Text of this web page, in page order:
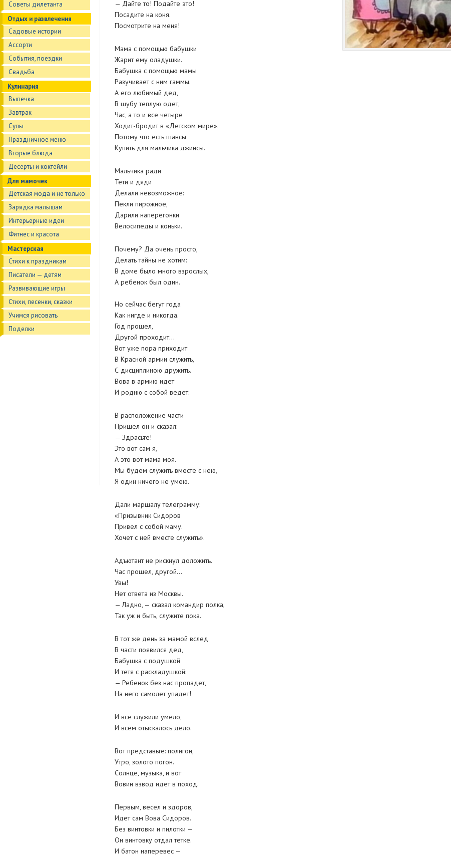
Советы дилетанта
Отдых и развлечения
Садовые истории
Ассорти
События, поездки
Свадьба
Кулинария
Выпечка
Завтрак
Супы
Праздничное меню
Вторые блюда
Десерты и коктейли
Для мамочек
Детская мода и не только
Зарядка малышам
Интерьерные идеи
Фитнес и красота
Мастерская
Стихи к праздникам
Писатели — детям
Развивающие игры
Стихи, песенки, сказки
Учимся рисовать
Поделки
— Дайте то! Подайте это!
Посадите на коня.
Посмотрите на меня!
Мама с помощью бабушки
Жарит ему оладушки.
Бабушка с помощью мамы
Разучивает с ним гаммы.
А его любимый дед,
В шубу теплую одет,
Час, а то и все четыре
Ходит-бродит в «Детском мире».
Потому что есть шансы
Купить для мальчика джинсы.
Мальчика ради
Тети и дяди
Делали невозможное:
Пекли пирожное,
Дарили наперегонки
Велосипеды и коньки.
Почему? Да очень просто,
Делать тайны не хотим:
В доме было много взрослых,
А ребенок был один.
Но сейчас бегут года
Как нигде и никогда.
Год прошел,
Другой проходит…
Вот уже пора приходит
В Красной армии служить,
С дисциплиною дружить.
Вова в армию идет
И родню с собой ведет.
В расположение части
Пришел он и сказал:
— Здрасьте!
Это вот сам я,
А это вот мама моя.
Мы будем служить вместе с нею,
Я один ничего не умею.
Дали маршалу телеграмму:
«Призывник Сидоров
Привел с собой маму.
Хочет с ней вместе служить».
Адъютант не рискнул доложить.
Час прошел, другой…
Увы!
Нет ответа из Москвы.
— Ладно, — сказал командир полка,
Так уж и быть, служите пока.
В тот же день за мамой вслед
В части появился дед,
Бабушка с подушкой
И тетя с раскладушкой:
— Ребенок без нас пропадет,
На него самолет упадет!
И все служили умело,
И всем отыскалось дело.
Вот представьте: полигон,
Утро, золото погон.
Солнце, музыка, и вот
Вовин взвод идет в поход.
Первым, весел и здоров,
Идет сам Вова Сидоров.
Без винтовки и пилотки —
Он винтовку отдал тетке.
И батон наперевес —